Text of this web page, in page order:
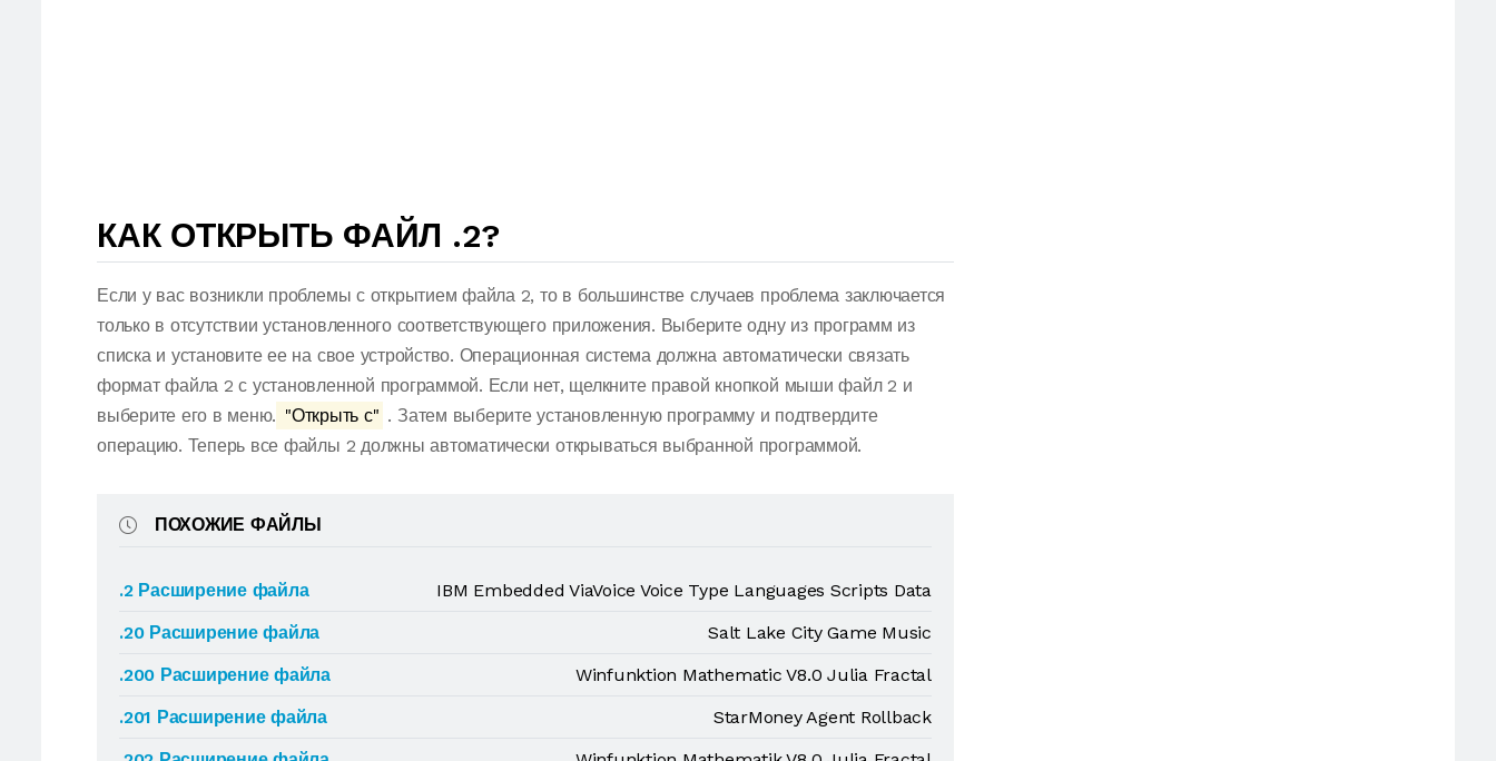
КАК ОТКРЫТЬ ФАЙЛ .2?
Если у вас возникли проблемы с открытием файла 2, то в большинстве случаев проблема заключается
только в отсутствии установленного соответствующего приложения. Выберите одну из программ из
списка и установите ее на свое устройство. Операционная система должна автоматически связать
формат файла 2 с установленной программой. Если нет, щелкните правой кнопкой мыши файл 2 и
выберите его в меню. "Открыть с" . Затем выберите установленную программу и подтвердите
операцию. Теперь все файлы 2 должны автоматически открываться выбранной программой.
ПОХОЖИЕ ФАЙЛЫ
.2 Расширение файла
IBM Embedded ViaVoice Voice Type Languages Scripts Data
.20 Расширение файла
Salt Lake City Game Music
.200 Расширение файла
Winfunktion Mathematic V8.0 Julia Fractal
.201 Расширение файла
StarMoney Agent Rollback